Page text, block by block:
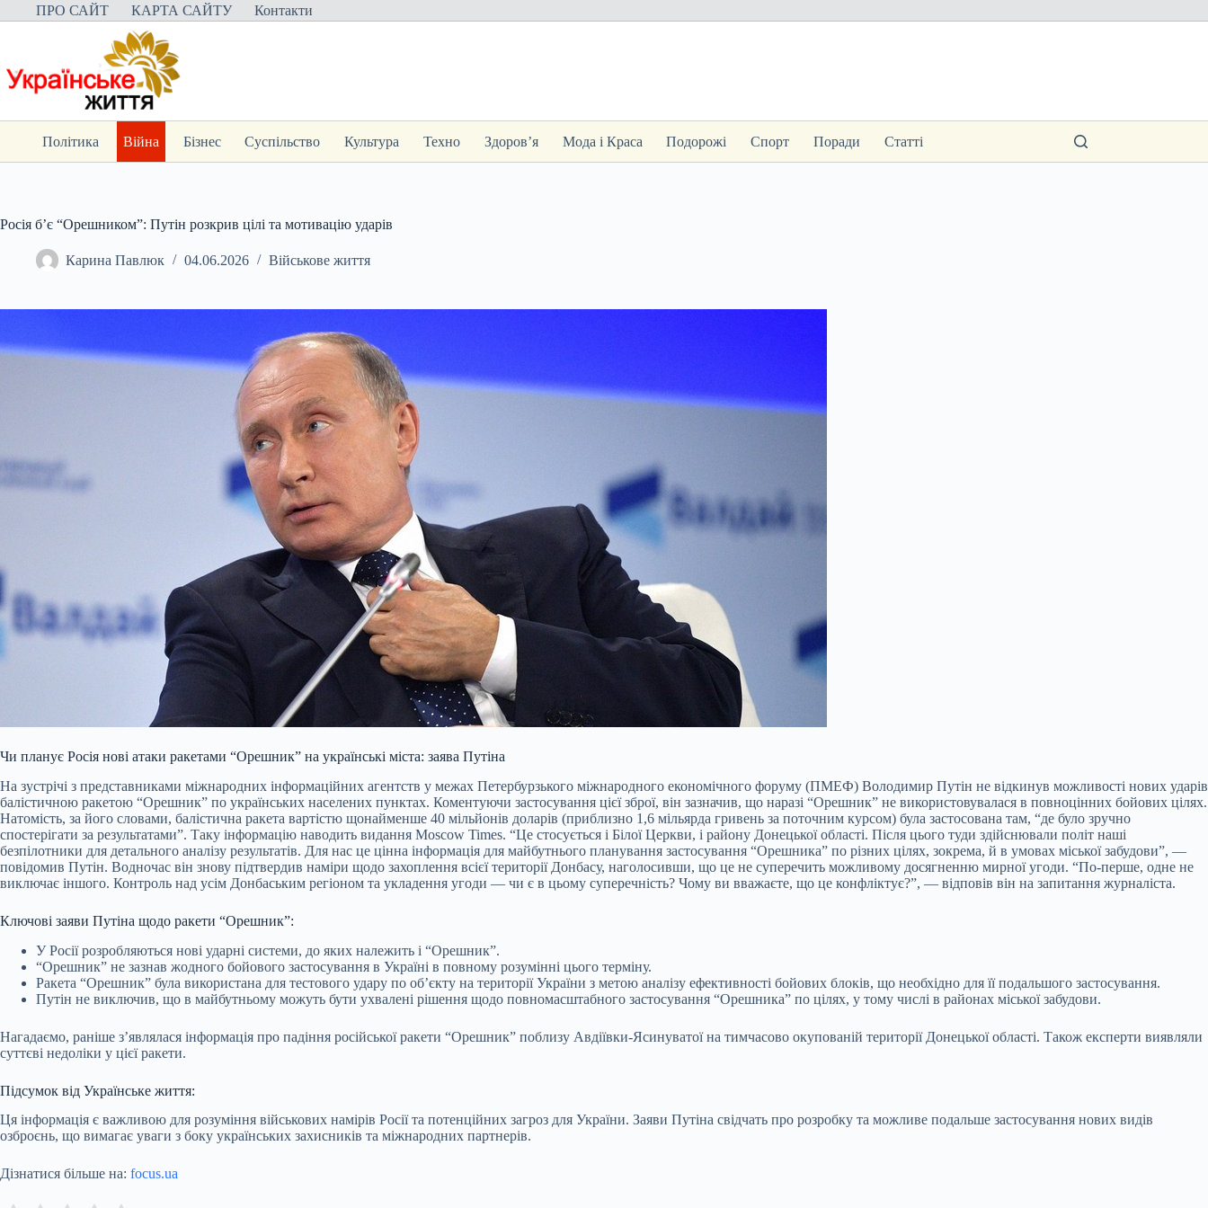
Перейти
до
ПРО САЙТ КАРТА САЙТУ Контакти
Політика Війна Бізнес Суспільство Культура Техно Здоров’я Мода і Краса Подорожі Спорт Поради Статті
Росія б’є “Орешником”: Путін розкрив цілі та мотивацію ударів
Карина Павлюк 04.06.2026 Військове життя
Чи планує Росія нові атаки ракетами “Орешник” на українські міста: заява Путіна
На зустрічі з представниками міжнародних інформаційних агентств у межах Петербурзького міжнародного економічного форуму (ПМЕФ) Володимир Путін не відкинув можливості нових ударів
балістичною ракетою “Орешник” по українських населених пунктах. Коментуючи застосування цієї зброї, він зазначив, що наразі “Орешник” не використовувалася в повноцінних бойових цілях.
Натомість, за його словами, балістична ракета вартістю щонайменше 40 мільйонів доларів (приблизно 1,6 мільярда гривень за поточним курсом) була застосована там, “де було зручно
спостерігати за результатами”. Таку інформацію наводить видання Moscow Times. “Це стосується і Білої Церкви, і району Донецької області. Після цього туди здійснювали політ наші
безпілотники для детального аналізу результатів. Для нас це цінна інформація для майбутнього планування застосування “Орешника” по різних цілях, зокрема, й в умовах міської забудови”, —
повідомив Путін. Водночас він знову підтвердив наміри щодо захоплення всієї території Донбасу, наголосивши, що це не суперечить можливому досягненню мирної угоди. “По-перше, одне не
виключає іншого. Контроль над усім Донбаським регіоном та укладення угоди — чи є в цьому суперечність? Чому ви вважаєте, що це конфліктує?”, — відповів він на запитання журналіста.
Ключові заяви Путіна щодо ракети “Орешник”:
У Росії розробляються нові ударні системи, до яких належить і “Орешник”.
“Орешник” не зазнав жодного бойового застосування в Україні в повному розумінні цього терміну.
Ракета “Орешник” була використана для тестового удару по об’єкту на території України з метою аналізу ефективності бойових блоків, що необхідно для її подальшого застосування.
Путін не виключив, що в майбутньому можуть бути ухвалені рішення щодо повномасштабного застосування “Орешника” по цілях, у тому числі в районах міської забудови.
Нагадаємо, раніше з’являлася інформація про падіння російської ракети “Орешник” поблизу Авдіївки-Ясинуватої на тимчасово окупованій території Донецької області. Також експерти виявляли
суттєві недоліки у цієї ракети.
Підсумок від Українське життя:
Ця інформація є важливою для розуміння військових намірів Росії та потенційних загроз для України. Заяви Путіна свідчать про розробку та можливе подальше застосування нових видів
озброєнь, що вимагає уваги з боку українських захисників та міжнародних партнерів.
Дізнатися більше на: focus.ua